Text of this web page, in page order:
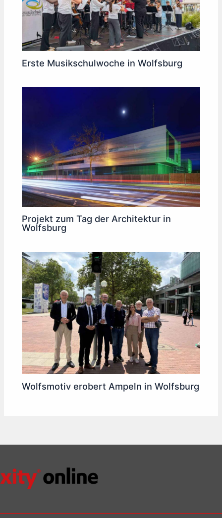
Erste Musikschulwoche in Wolfsburg
Projekt zum Tag der Architektur in
Wolfsburg
Wolfsmotiv erobert Ampeln in Wolfsburg